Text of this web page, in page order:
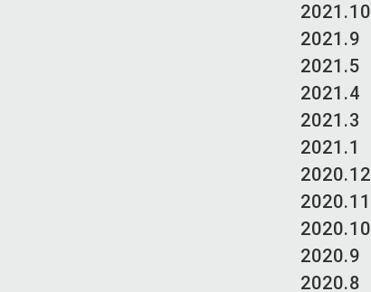
2021.10
2021.9
2021.5
2021.4
2021.3
2021.1
2020.12
2020.11
2020.10
2020.9
2020.8